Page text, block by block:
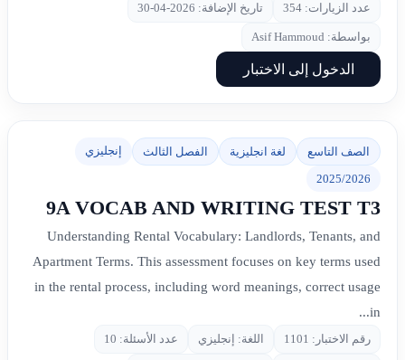
عدد الزيارات: 354 تاريخ الإضافة: 2026-04-30
بواسطة: Asif Hammoud
الدخول إلى الاختبار
الصف التاسع لغة انجليزية الفصل الثالث إنجليزي
2025/2026
9A VOCAB AND WRITING TEST T3
Understanding Rental Vocabulary: Landlords, Tenants, and
Apartment Terms. This assessment focuses on key terms used
in the rental process, including word meanings, correct usage
in...
رقم الاختبار: 1101 اللغة: إنجليزي عدد الأسئلة: 10